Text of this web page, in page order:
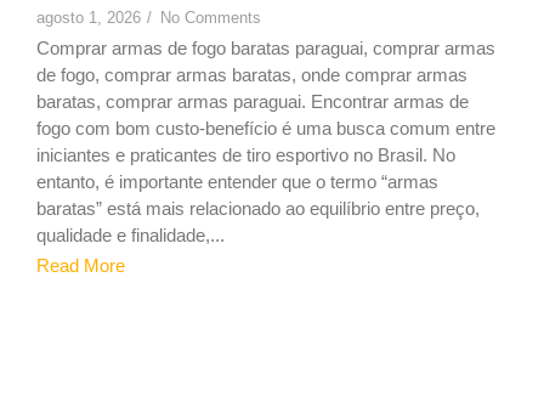
agosto 1, 2026 / No Comments
Comprar armas de fogo baratas paraguai, comprar armas
de fogo, comprar armas baratas, onde comprar armas
baratas, comprar armas paraguai. Encontrar armas de
fogo com bom custo-benefício é uma busca comum entre
iniciantes e praticantes de tiro esportivo no Brasil. No
entanto, é importante entender que o termo “armas
baratas” está mais relacionado ao equilíbrio entre preço,
qualidade e finalidade,...
Read More